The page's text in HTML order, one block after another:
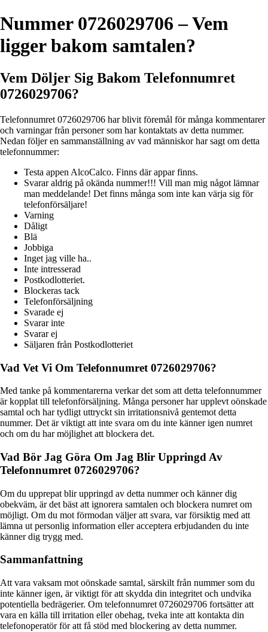
Nummer 0726029706 – Vem
ligger bakom samtalen?
Vem Döljer Sig Bakom Telefonnumret
0726029706?
Telefonnumret 0726029706 har blivit föremål för många kommentarer
och varningar från personer som har kontaktats av detta nummer.
Nedan följer en sammanställning av vad människor har sagt om detta
telefonnummer:
Testa appen AlcoCalco. Finns där appar finns.
Svarar aldrig på okända nummer!!! Vill man mig något lämnar
man meddelande! Det finns många som inte kan värja sig för
telefonförsäljare!
Varning
Dåligt
Blä
Jobbiga
Inget jag ville ha..
Inte intresserad
Postkodlotteriet.
Blockeras tack
Telefonförsäljning
Svarade ej
Svarar inte
Svarar ej
Säljaren från Postkodlotteriet
Vad Vet Vi Om Telefonnumret 0726029706?
Med tanke på kommentarerna verkar det som att detta telefonnummer
är kopplat till telefonförsäljning. Många personer har upplevt oönskade
samtal och har tydligt uttryckt sin irritationsnivå gentemot detta
nummer. Det är viktigt att inte svara om du inte känner igen numret
och om du har möjlighet att blockera det.
Vad Bör Jag Göra Om Jag Blir Uppringd Av
Telefonnumret 0726029706?
Om du upprepat blir uppringd av detta nummer och känner dig
obekväm, är det bäst att ignorera samtalen och blockera numret om
möjligt. Om du mot förmodan väljer att svara, var försiktig med att
lämna ut personlig information eller acceptera erbjudanden du inte
känner dig trygg med.
Sammanfattning
Att vara vaksam mot oönskade samtal, särskilt från nummer som du
inte känner igen, är viktigt för att skydda din integritet och undvika
potentiella bedrägerier. Om telefonnumret 0726029706 fortsätter att
vara en källa till irritation eller obehag, tveka inte att kontakta din
telefonoperatör för att få stöd med blockering av detta nummer.